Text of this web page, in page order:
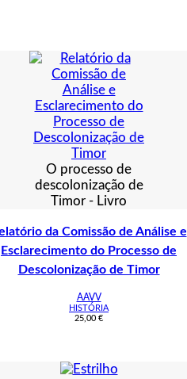
O processo de
descolonização de
Timor - Livro
da Comissão de Análise e
Esclarecimento do Processo de
Descolonização de Timor
AAVV
HISTÓRIA
25,00 €